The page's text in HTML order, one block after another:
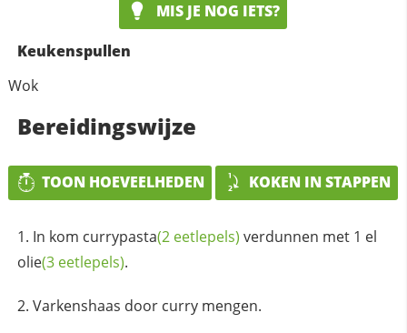
MIS JE NOG IETS?
Keukenspullen
Wok
Bereidingswijze
TOON HOEVEELHEDEN KOKEN IN STAPPEN
In kom currypasta(2 eetlepels) verdunnen met 1 el
olie(3 eetlepels).
Varkenshaas door curry mengen.